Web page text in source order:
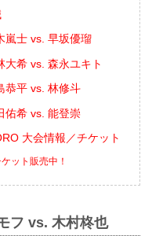
嵐士 vs. 早坂優瑠
希 vs. 森永ユキト
恭平 vs. 林修斗
佑希 vs. 能登崇
大会情報／チケット
ット販売中！
フ vs. 木村柊也